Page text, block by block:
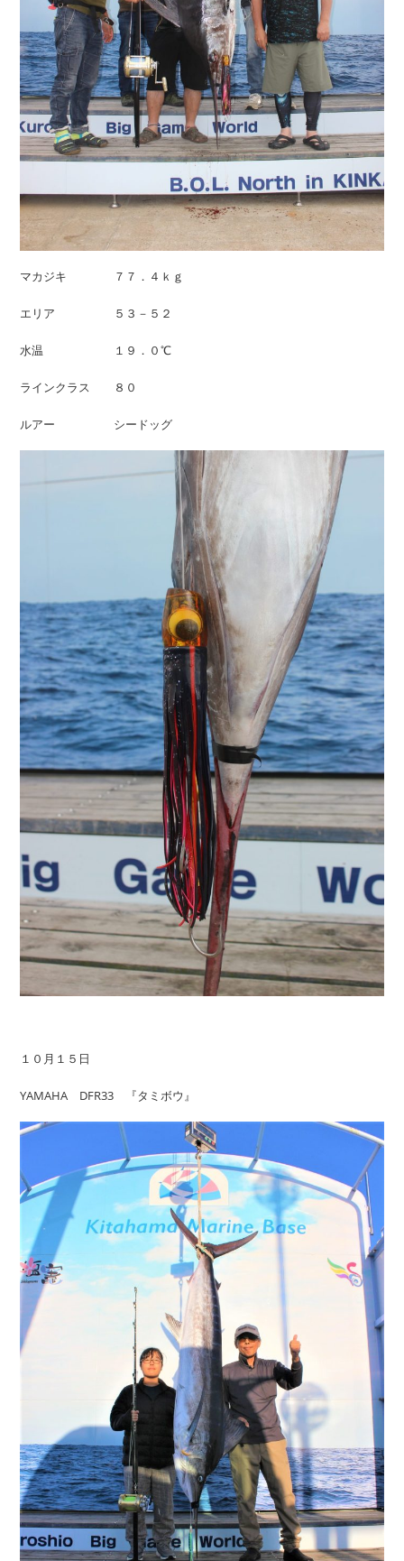
マカジキ ７７．４ｋｇ
エリア ５３－５２
水温 １９．０℃
ラインクラス ８０
ルアー シードッグ
１０月１５日
YAMAHA DFR33 『タミボウ』